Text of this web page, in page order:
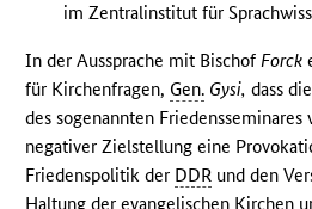
im Zentralinstitut für
In der Aussprache mit BischofForck
für Kirchenfragen, Gen. Gysi, dass
des sogenannten
negativer Zielstellung eine
Friedenspolitik der DDR und den
Haltung der evangelischen Kirchen